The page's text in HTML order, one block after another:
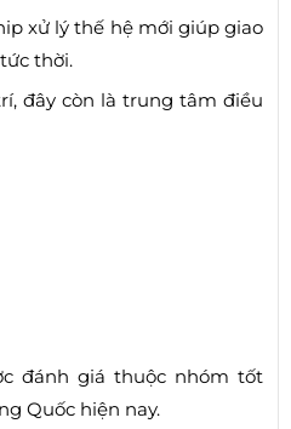
xử lý thế hệ mới giúp giao
thời.
đây còn là trung tâm điều
đánh giá thuộc nhóm tốt
Quốc hiện nay.